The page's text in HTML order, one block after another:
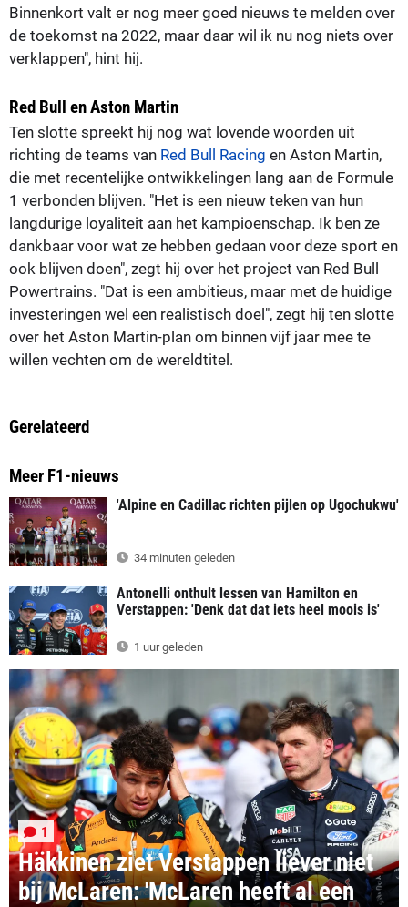
Binnenkort valt er nog meer goed nieuws te melden over
de toekomst na 2022, maar daar wil ik nu nog niets over
verklappen", hint hij.
Red Bull en Aston Martin
Ten slotte spreekt hij nog wat lovende woorden uit
richting de teams van Red Bull Racing en Aston Martin,
die met recentelijke ontwikkelingen lang aan de Formule
1 verbonden blijven. "Het is een nieuw teken van hun
langdurige loyaliteit aan het kampioenschap. Ik ben ze
dankbaar voor wat ze hebben gedaan voor deze sport en
ook blijven doen", zegt hij over het project van Red Bull
Powertrains. "Dat is een ambitieus, maar met de huidige
investeringen wel een realistisch doel", zegt hij ten slotte
over het Aston Martin-plan om binnen vijf jaar mee te
willen vechten om de wereldtitel.
Gerelateerd
Meer F1-nieuws
'Alpine en Cadillac richten pijlen op Ugochukwu'
34 minuten geleden
Antonelli onthult lessen van Hamilton en
Verstappen: 'Denk dat dat iets heel moois is'
1 uur geleden
Häkkinen ziet Verstappen liever niet
bij McLaren: 'McLaren heeft al een
1